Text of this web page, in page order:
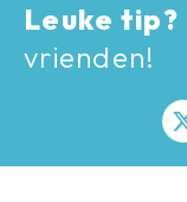
Leuke tip?
vrienden!